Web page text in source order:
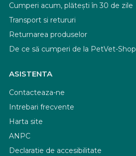
Cumperi acum, plătești în 30 de zile
Transport si retururi
Returnarea produselor
De ce să cumperi de la PetVet-Shop
ASISTENTA
Contacteaza-ne
Intrebari frecvente
Harta site
ANPC
Declaratie de accesibilitate